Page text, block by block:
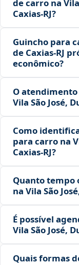
de carro na
Caxias‑RJ?
Guincho para
de Caxias‑RJ
econômico?
O
Vila São José,
Como
para carro na
Caxias‑RJ?
Quanto tempo
na Vila São
É possível
Vila São José,
Quais formas